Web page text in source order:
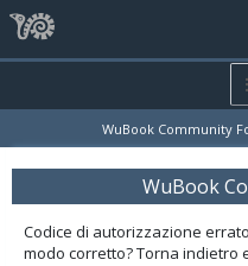
WuBook Community
WuBook
Codice di autorizzazione
modo corretto? Torna indietro